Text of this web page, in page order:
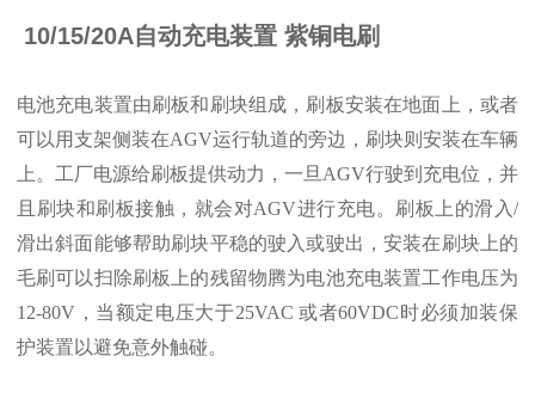
10/15/20A自动充电装置 紫铜电刷
电池充电装置由刷板和刷块组成，刷板安装在地面上，或者
可以用支架侧装在AGV运行轨道的旁边，刷块则安装在车辆
上。工厂电源给刷板提供动力，一旦AGV行驶到充电位，并
且刷块和刷板接触，就会对AGV进行充电。刷板上的滑入/
滑出斜面能够帮助刷块平稳的驶入或驶出，安装在刷块上的
毛刷可以扫除刷板上的残留物腾为电池充电装置工作电压为
12-80V，当额定电压大于25VAC 或者60VDC时必须加装保
护装置以避免意外触碰。